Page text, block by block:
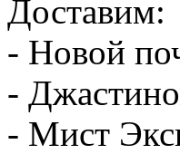
Доставим:
- Новой
-
- Мист